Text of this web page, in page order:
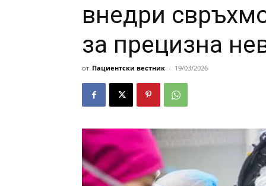
внедри
за прецизна
от Пациентски вестник - 19/03/2026